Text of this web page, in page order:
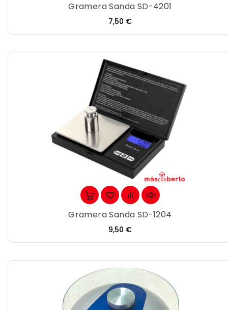
Gramera Sanda SD-4201
Precio
7,50 €
Gramera Sanda SD-1204
Precio
9,50 €